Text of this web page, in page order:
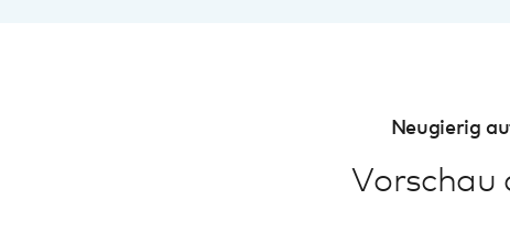
Neugierig
Vorschau